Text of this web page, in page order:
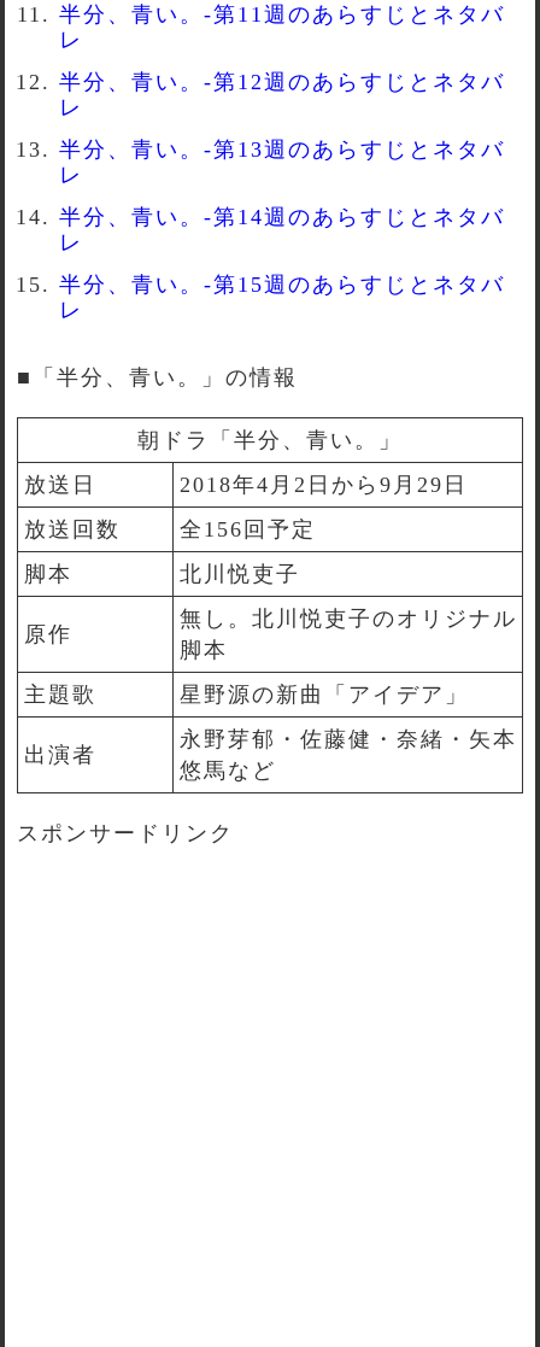
半分、青い。-第11週のあらすじとネタバ
レ
半分、青い。-第12週のあらすじとネタバ
レ
半分、青い。-第13週のあらすじとネタバ
レ
半分、青い。-第14週のあらすじとネタバ
レ
半分、青い。-第15週のあらすじとネタバ
レ
■「半分、青い。」の情報
朝ドラ「半分、青い。」
放送日
2018年4月2日から9月29日
放送回数
全156回予定
脚本
北川悦吏子
原作
無し。北川悦吏子のオリジナル
脚本
主題歌
星野源の新曲「アイデア」
出演者
永野芽郁・佐藤健・奈緒・矢本
悠馬など
スポンサードリンク